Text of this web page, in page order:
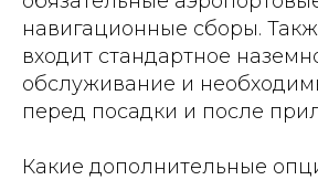
навигационные сборы.
входит стандартное
обслуживание и
перед посадки и после
Какие дополнительные